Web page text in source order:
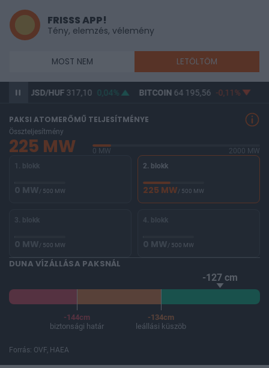
FRISSS APP!
Tény, elemzés, vélemény
MOST NEM LETÖLTÖM
USD/HUF317,10 0,04% BITCOIN64 195,56 -0,11%
PAKSI ATOMERŐMŰ TELJESÍTMÉNYE
Összteljesítmény
225 MW 0 MW
2000 MW
1. blokk
0 MW/ 500 MW
2. blokk
225 MW/ 500 MW
3. blokk
0 MW/ 500 MW
4. blokk
0 MW/ 500 MW
DUNA VÍZÁLLÁSA PAKSNÁL
-127 cm
-144cm
biztonsági határ
-134cm
leállási küszöb
Forrás: OVF, HAEA